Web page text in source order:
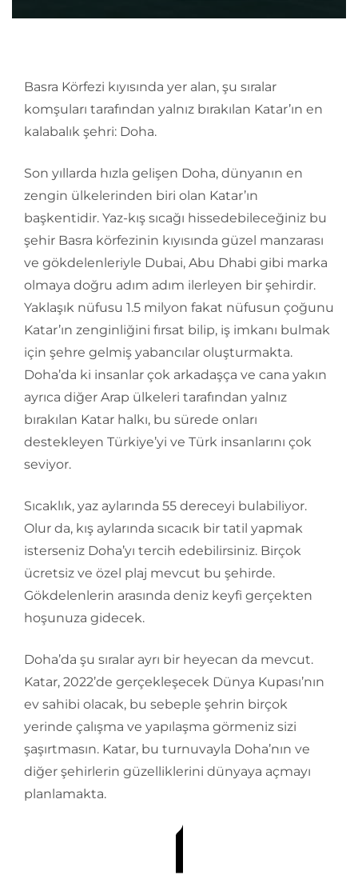
Basra Körfezi kıyısında yer alan, şu sıralar
komşuları tarafından yalnız bırakılan Katar’ın en
kalabalık şehri: Doha.
Son yıllarda hızla gelişen Doha, dünyanın en
zengin ülkelerinden biri olan Katar’ın
başkentidir. Yaz-kış sıcağı hissedebileceğiniz bu
şehir Basra körfezinin kıyısında güzel manzarası
ve gökdelenleriyle Dubai, Abu Dhabi gibi marka
olmaya doğru adım adım ilerleyen bir şehirdir.
Yaklaşık nüfusu 1.5 milyon fakat nüfusun çoğunu
Katar’ın zenginliğini fırsat bilip, iş imkanı bulmak
için şehre gelmiş yabancılar oluşturmakta.
Doha’da ki insanlar çok arkadaşça ve cana yakın
ayrıca diğer Arap ülkeleri tarafından yalnız
bırakılan Katar halkı, bu sürede onları
destekleyen Türkiye’yi ve Türk insanlarını çok
seviyor.
Sıcaklık, yaz aylarında 55 dereceyi bulabiliyor.
Olur da, kış aylarında sıcacık bir tatil yapmak
isterseniz Doha’yı tercih edebilirsiniz. Birçok
ücretsiz ve özel plaj mevcut bu şehirde.
Gökdelenlerin arasında deniz keyfi gerçekten
hoşunuza gidecek.
Doha’da şu sıralar ayrı bir heyecan da mevcut.
Katar, 2022’de gerçekleşecek Dünya Kupası’nın
ev sahibi olacak, bu sebeple şehrin birçok
yerinde çalışma ve yapılaşma görmeniz sizi
şaşırtmasın. Katar, bu turnuvayla Doha’nın ve
diğer şehirlerin güzelliklerini dünyaya açmayı
planlamakta.